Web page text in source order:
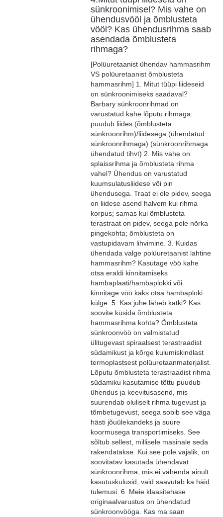
sünkroonimisel? Mis vahe on
ühendusvööl ja õmblusteta
vööl? Kas ühendusrihma saab
asendada õmblusteta
rihmaga?
[Polüuretaanist ühendav hammasrihm
VS polüuretaanist õmblusteta
hammasrihm] 1. Mitut tüüpi liideseid
on sünkroonimiseks saadaval?
Barbary sünkroonrihmad on
varustatud kahe lõputu rihmaga:
puudub liides (õmblusteta
sünkroonrihm)/liidesega (ühendatud
sünkroonrihmaga) (sünkroonrihmaga
ühendatud tihvt) 2. Mis vahe on
splaissrihma ja õmblusteta rihma
vahel? Ühendus on varustatud
kuumsulatusliidese või pin
ühendusega. Traat ei ole pidev, seega
on liidese asend halvem kui rihma
korpus; samas kui õmblusteta
terastraat on pidev, seega pole nõrka
pingekohta; õmblusteta on
vastupidavam lihvimine. 3. Kuidas
ühendada valge polüuretaanist lahtine
hammasrihm? Kasutage vöö kahe
otsa eraldi kinnitamiseks
hambaplaati/hambaplokki või
kinnitage vöö kaks otsa hambaploki
külge. 5. Kas juhe läheb katki? Kas
soovite küsida õmblusteta
hammasrihma kohta? Õmblusteta
sünkroonvöö on valmistatud
ülitugevast spiraalsest terastraadist
südamikust ja kõrge kulumiskindlast
termoplastsest polüuretaanmaterjalist.
Lõputu õmblusteta terastraadist rihma
südamiku kasutamise tõttu puudub
ühendus ja keevitusasend, mis
suurendab oluliselt rihma tugevust ja
tõmbetugevust, seega sobib see väga
hästi jõuülekandeks ja suure
koormusega transportimiseks. See
sõltub sellest, millisele masinale seda
rakendatakse. Kui see pole vajalik, on
soovitatav kasutada ühendavat
sünkroonrihma, mis ei vähenda ainult
kasutuskulusid, vaid saavutab ka häid
tulemusi. 6. Meie klaasitehase
originaalvarustus on ühendatud
sünkroonvööga. Kas ma saan